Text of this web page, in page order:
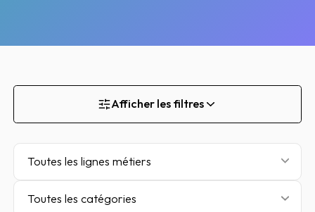
Afficher les filtres
Toutes les lignes métiers
Toutes les catégories